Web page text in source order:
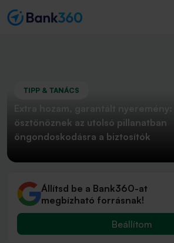
TIPP & TANÁCS
ösztönöznek az utolsó pillanatban
öngondoskodásra a biztosítók
Állítsd be a Bank360-at
megbízható forrásnak!
Beállítom